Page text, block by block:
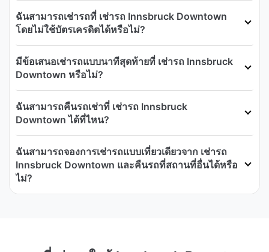
ฉันสามารถเช่ารถที่ เช่ารถ Innsbruck Downtown
โดยไม่ใช้บัตรเครดิตได้หรือไม่?
มีข้อเสนอเช่ารถแบบนาทีสุดท้ายที่ เช่ารถ Innsbruck
Downtown หรือไม่?
ฉันสามารถคืนรถเช่าที่ เช่ารถ Innsbruck
Downtown ได้ที่ไหน?
ฉันสามารถจองการเช่ารถแบบเที่ยวเดียวจาก เช่ารถ
Innsbruck Downtown และคืนรถที่สถานที่อื่นได้หรือ
ไม่?